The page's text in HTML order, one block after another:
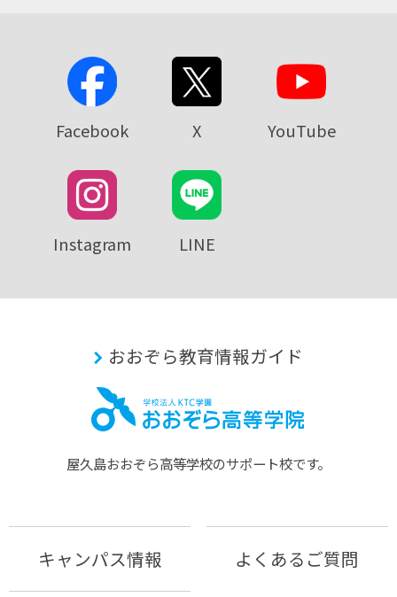
Facebook X YouTube
Instagram LINE
おおぞら教育情報ガイド
屋久島おおぞら⾼等学校のサポート校です。
キャンパス情報 よくあるご質問